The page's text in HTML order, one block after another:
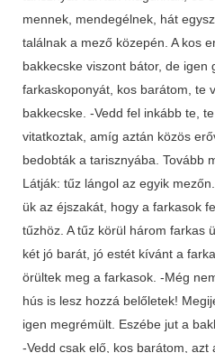
mennek, mendegélnek, hát
találnak a mező közepén. A kos
bakkecske viszont bátor, de igen
farkaskoponyát, kos barátom, te
bakkecske. -Vedd fel inkább te,
vitatkoztak, amíg aztán közös
bedobták a tarisznyába. Tovább
Látják: tűz lángol az egyik
ük az éjszakát, hogy a farkasok
tűzhöz. A tűz körül három farkas
két jó barát, jó estét kívánt a
örültek meg a farkasok. -Még
hús is lesz hozzá belőletek!
igen megrémült. Eszébe jut a
-Vedd csak elő, kos barátom, azt